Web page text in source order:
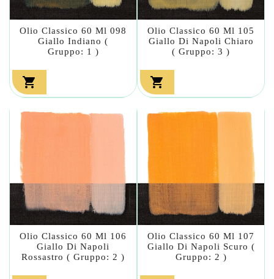
Olio Classico 60 Ml 098
Giallo Indiano (
Gruppo: 1 )

Olio Classico 60 Ml 105
Giallo Di Napoli Chiaro
( Gruppo: 3 )

Olio Classico 60 Ml 106
Giallo Di Napoli
Rossastro ( Gruppo: 2 )
Olio Classico 60 Ml 107
Giallo Di Napoli Scuro (
Gruppo: 2 )